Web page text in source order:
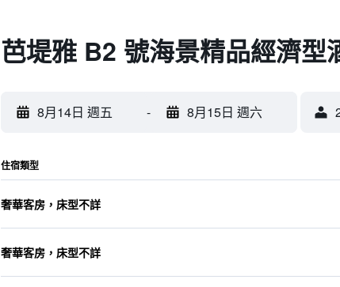
芭堤雅 B2 號海景精品經濟型
8月14日 週五 - 8月15日 週六
住宿類型
奢華客房，床型不詳
奢華客房，床型不詳